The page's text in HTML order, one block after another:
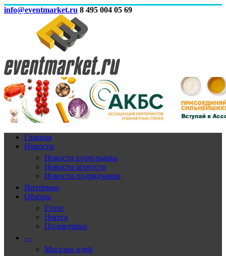
info@eventmarket.ru 8 495 004 05 69
Главная
Новости
Новости event-рынка
Новости агентств
Новости подрядчиков
Интервью
Обзоры
Event
Horeca
Подрядчики
—
Магазин идей